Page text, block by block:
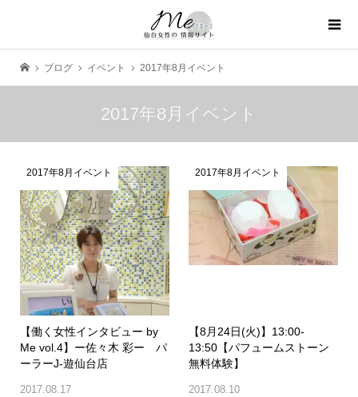
ブログ イベント 2017年8月イベント
2017年8月イベント
2017年8月イベント
【働く女性インタビュー by
Me vol.4】ー佐々木 彩ー パ
ーラーJ-遊仙台店
2017.08.17
2017年8月イベント
【8月24日(火)】13:00-
13:50【パフュームストーン
無料体験】
2017.08.10